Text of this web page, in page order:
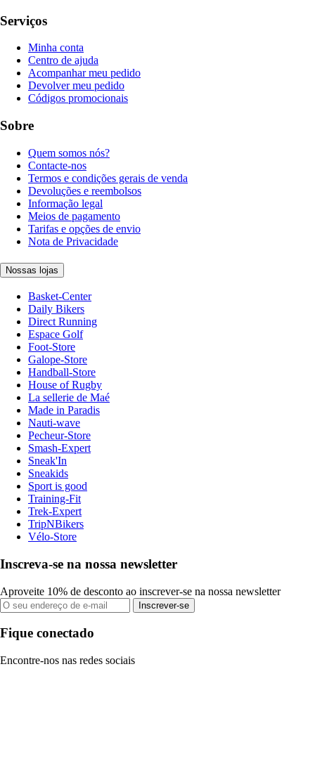
Serviços
Minha conta
Centro de ajuda
Acompanhar meu pedido
Devolver meu pedido
Códigos promocionais
Sobre
Quem somos nós?
Contacte-nos
Termos e condições gerais de venda
Devoluções e reembolsos
Informação legal
Meios de pagamento
Tarifas e opções de envio
Nota de Privacidade
Nossas lojas
Basket-Center
Daily Bikers
Direct Running
Espace Golf
Foot-Store
Galope-Store
Handball-Store
House of Rugby
La sellerie de Maé
Made in Paradis
Nauti-wave
Pecheur-Store
Smash-Expert
Sneak'In
Sneakids
Sport is good
Training-Fit
Trek-Expert
TripNBikers
Vélo-Store
Inscreva-se na nossa newsletter
Aproveite 10% de desconto ao inscrever-se na nossa newsletter
Inscrever-se
Fique conectado
Encontre-nos nas redes sociais